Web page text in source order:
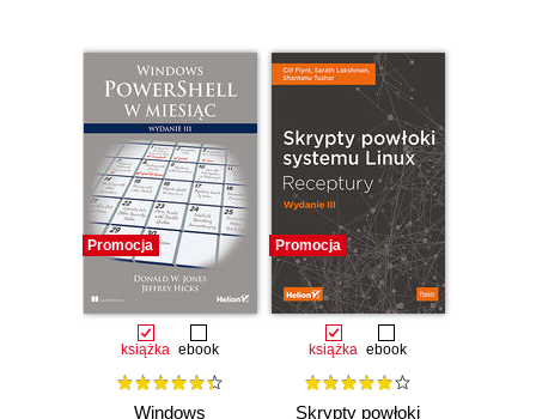
Promocja
książka ebook
Windows
Promocja
książka ebook
Skrypty powłoki